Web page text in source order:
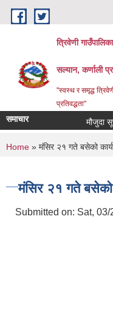
Skip to main content
त्रिवेणी
सल्यान, कर्णाली
"स्वस्थ र समृद्ध
प्रतिवद्धता"
समाचार मौजुदा
You are here
Home » मंसिर २१ गते बसेको
मंसिर २१ गते बसेको
Submitted on: Sat, 03/